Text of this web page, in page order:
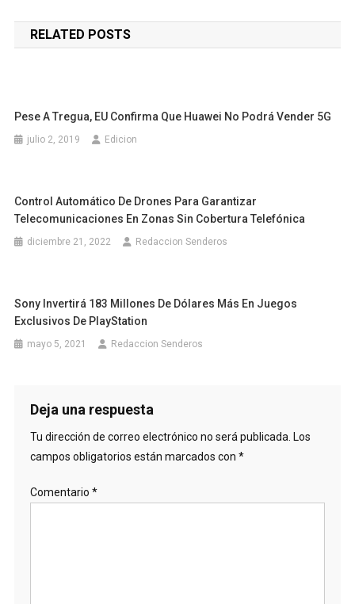
de
entradas
RELATED POSTS
Pese A Tregua, EU Confirma Que Huawei No Podrá Vender 5G
julio 2, 2019 Edicion
Control Automático De Drones Para Garantizar
Telecomunicaciones En Zonas Sin Cobertura Telefónica
diciembre 21, 2022 Redaccion Senderos
Sony Invertirá 183 Millones De Dólares Más En Juegos
Exclusivos De PlayStation
mayo 5, 2021 Redaccion Senderos
Deja una respuesta
Tu dirección de correo electrónico no será publicada. Los
campos obligatorios están marcados con *
Comentario *